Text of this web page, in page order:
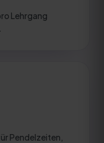
Lehrgang
Pendelzeiten,